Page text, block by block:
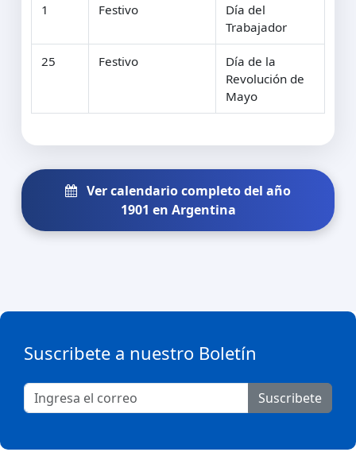
1 Festivo
Día del
Trabajador
25 Festivo
Día de la
Revolución de
Mayo
Ver calendario completo del año
1901 en Argentina
Suscribete a nuestro Boletín
Suscribete